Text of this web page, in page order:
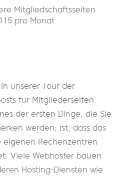
Mitgliedschaftsseiten
pro Monat
unserer Tour der
für Mitgliederseiten
der ersten Dinge, die Sie
werden, ist, dass das
eigenen Rechenzentren
Viele Webhoster bauen
Hosting-Diensten wie